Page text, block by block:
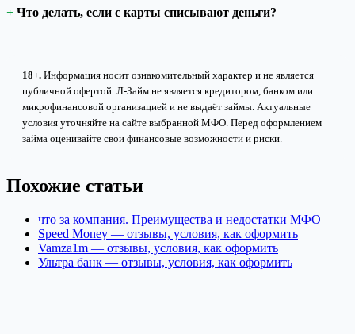
Что делать, если с карты списывают деньги?
18+. Информация носит ознакомительный характер и не является
публичной офертой. Л-Займ не является кредитором, банком или
микрофинансовой организацией и не выдаёт займы. Актуальные
условия уточняйте на сайте выбранной МФО. Перед оформлением
займа оценивайте свои финансовые возможности и риски.
Похожие статьи
что за компания. Преимущества и недостатки МФО
Speed Money — отзывы, условия, как оформить
Vamza1m — отзывы, условия, как оформить
Ультра банк — отзывы, условия, как оформить